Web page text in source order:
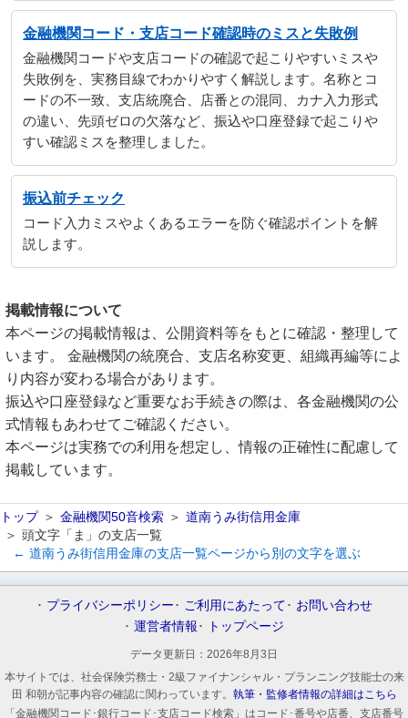
金融機関コード・支店コード確認時のミスと失敗例
金融機関コードや支店コードの確認で起こりやすいミスや
失敗例を、実務目線でわかりやすく解説します。名称とコ
ードの不一致、支店統廃合、店番との混同、カナ入力形式
の違い、先頭ゼロの欠落など、振込や口座登録で起こりや
すい確認ミスを整理しました。
振込前チェック
コード入力ミスやよくあるエラーを防ぐ確認ポイントを解
説します。
掲載情報について
本ページの掲載情報は、公開資料等をもとに確認・整理して
います。 金融機関の統廃合、支店名称変更、組織再編等によ
り内容が変わる場合があります。
振込や口座登録など重要なお手続きの際は、各金融機関の公
式情報もあわせてご確認ください。
本ページは実務での利用を想定し、情報の正確性に配慮して
掲載しています。
トップ 金融機関50音検索
道南うみ街信用金庫
頭文字「ま」の支店一覧
← 道南うみ街信用金庫の支店一覧ページから別の文字を選ぶ
プライバシーポリシー ご利用にあたって
お問い合わせ
運営者情報
トップページ
データ更新日： 2026年8月3日
本サイトでは、社会保険労務士・2級ファイナンシャル・プランニング技能士の来
田 和朝が記事内容の確認に関わっています。 執筆・監修者情報の詳細はこちら
「金融機関コード･銀行コード･支店コード検索」はコード･番号や店番、支店番号